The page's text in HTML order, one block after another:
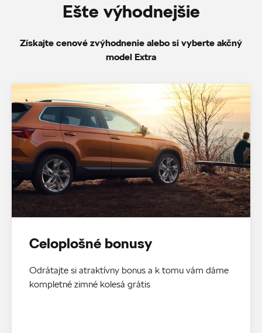
Ešte výhodnejšie
Získajte cenové zvýhodnenie alebo si vyberte akčný
model Extra
Celoplošné bonusy
Odrátajte si atraktívny bonus a k tomu vám dáme
kompletné zimné kolesá grátis